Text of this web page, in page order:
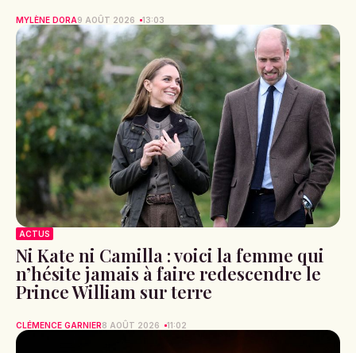
MYLÈNE DORA9 AOÛT 2026 13:03
ACTUS
Ni Kate ni Camilla : voici la femme qui
n’hésite jamais à faire redescendre le
Prince William sur terre
CLÉMENCE GARNIER8 AOÛT 2026 11:02